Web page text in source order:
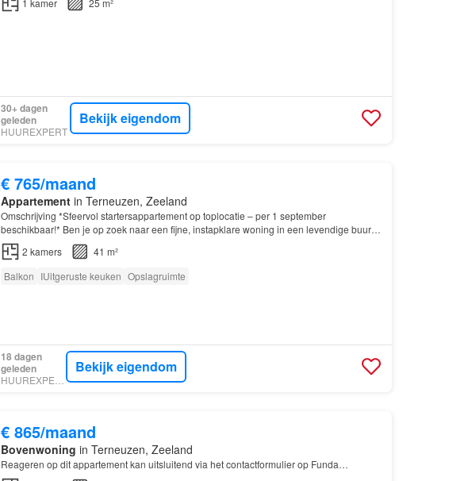
1 kamer 25 m²
30+ dagen
geleden
HUUREXPERT
Bekijk eigendom
€ 765/maand
Appartementin Terneuzen, Zeeland
Omschrijving *Sfeervol startersappartement op toplocatie – per 1 september
beschikbaar!* Ben je op zoek naar een fijne, instapklare woning in een levendige buurt
met alle voorzieningen binnen handbereik? Dit leuke appartement…
2 kamers
41 m²
Balkon IUitgeruste keuken Opslagruimte
18 dagen
geleden
Bekijk eigendom
€ 865/maand
Bovenwoning in Terneuzen, Zeeland
Reageren op dit appartement kan uitsluitend via het contactformulier op Funda…